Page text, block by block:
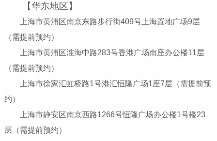
【华东地区】
上海市黄浦区南京东路步行街409号上海置地广场9层
（需提前预约）
上海市黄浦区淮海中路283号香港广场南座办公楼11层
（需提前预约）
上海市徐家汇虹桥路1号港汇恒隆广场1座7层（需提前预
约）
上海市静安区南京西路1266号恒隆广场办公楼1号楼23
层（需提前预约）